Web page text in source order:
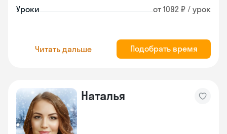
Уроки от 1092 ₽ / урок
Читать дальше Подобрать время
Наталья